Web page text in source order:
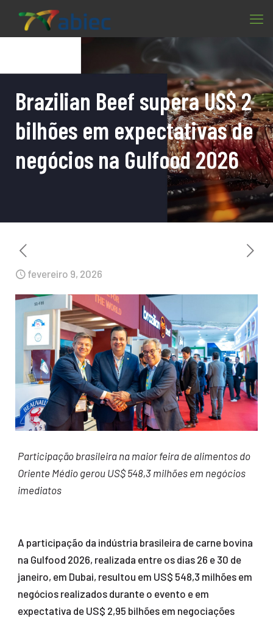
Brazilian Beef supera US$ 2
bilhões em expectativas de
negócios na Gulfood 2026
fevereiro 9, 2026
Participação brasileira na maior feira de alimentos do
Oriente Médio gerou US$ 548,3 milhões em negócios
imediatos
A participação da indústria brasileira de carne bovina
na Gulfood 2026, realizada entre os dias 26 e 30 de
janeiro, em Dubai, resultou em US$ 548,3 milhões em
negócios realizados durante o evento e em
expectativa de US$ 2,95 bilhões em negociações